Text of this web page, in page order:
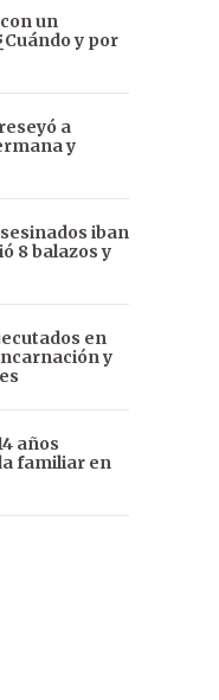
un
y por
a
y
iban
8 balazos y
en
y
años
familiar en